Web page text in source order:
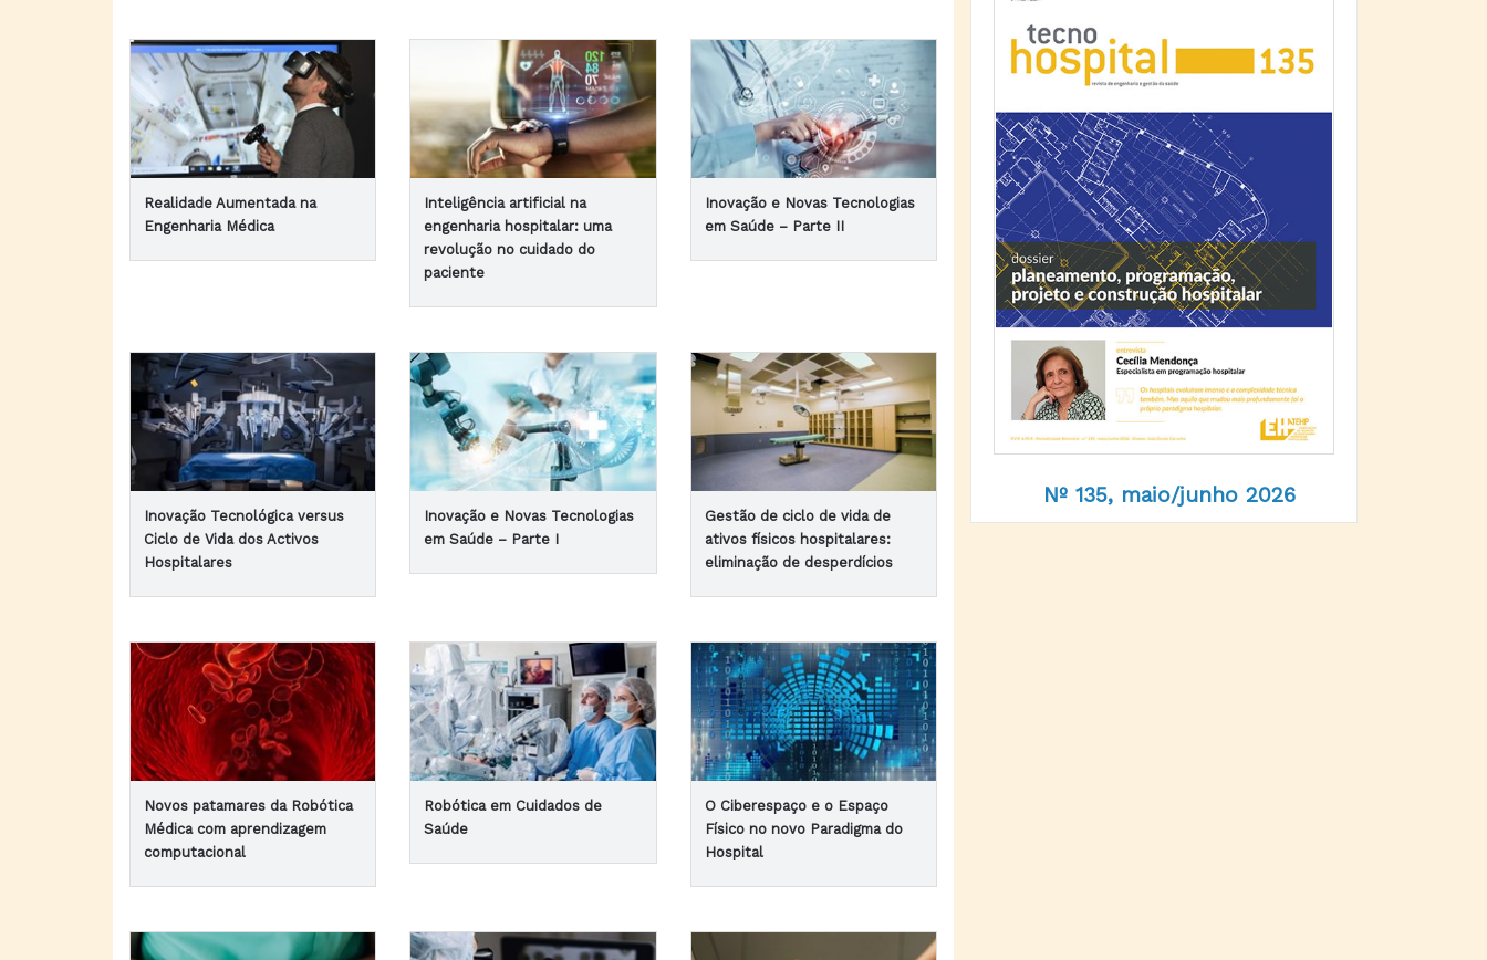
Realidade Aumentada na
Engenharia Médica
Inteligência artificial na
engenharia hospitalar: uma
revolução no cuidado do
paciente
Inovação e Novas Tecnologias
em Saúde – Parte II
Inovação Tecnológica versus
Ciclo de Vida dos Activos
Hospitalares
Inovação e Novas Tecnologias
em Saúde – Parte I
Gestão de ciclo de vida de
ativos físicos hospitalares:
eliminação de desperdícios
Novos patamares da Robótica
Médica com aprendizagem
computacional
Robótica em Cuidados de
Saúde
O Ciberespaço e o Espaço
Físico no novo Paradigma do
Hospital
Nº 135, maio/junho 2026